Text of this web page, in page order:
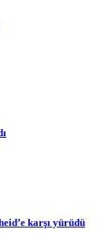
karşı yürüdü